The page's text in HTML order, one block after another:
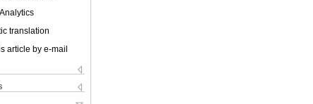
translation
article by e-mail